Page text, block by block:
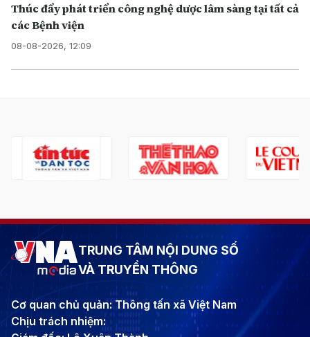
Thúc đẩy phát triển công nghệ dược lâm sàng tại tất cả
các Bệnh viện
08-08-2026, 12:09
TRUNG TÂM NỘI DUNG SỐ
VÀ TRUYỀN THÔNG
Cơ quan chủ quản: Thông tấn xã Việt Nam
Chịu trách nhiệm: